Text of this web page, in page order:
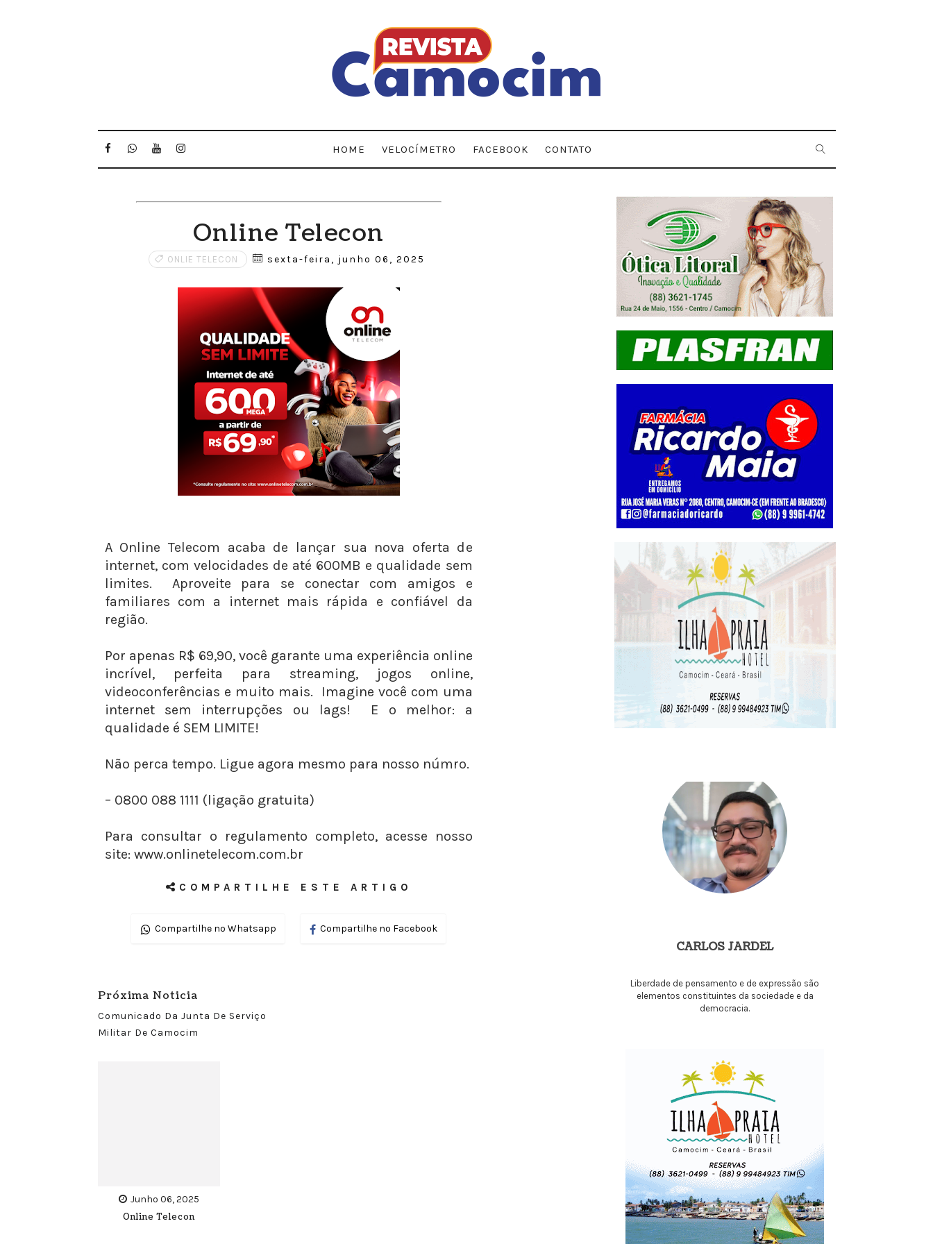
HOME VELOCÍMETRO FACEBOOK CONTATO
Online Telecon
ONLIE TELECON sexta-feira, junho 06, 2025
A Online Telecom acaba de lançar sua nova oferta de
internet, com velocidades de até 600MB e qualidade sem
limites. Aproveite para se conectar com amigos e
familiares com a internet mais rápida e confiável da
região.
Por apenas R$ 69,90, você garante uma experiência online
incrível, perfeita para streaming, jogos online,
videoconferências e muito mais. Imagine você com uma
internet sem interrupções ou lags! E o melhor: a
qualidade é SEM LIMITE!
Não perca tempo. Ligue agora mesmo para nosso númro.
– 0800 088 1111 (ligação gratuita)
Para consultar o regulamento completo, acesse nosso
site: www.onlinetelecom.com.br
COMPARTILHE ESTE ARTIGO
Compartilhe no Whatsapp Compartilhe no Facebook
Próxima Noticia
Comunicado Da Junta De Serviço
Militar De Camocim
Junho 06, 2025
Online Telecon
CARLOS JARDEL
Liberdade de pensamento e de expressão são
elementos constituintes da sociedade e da
democracia.